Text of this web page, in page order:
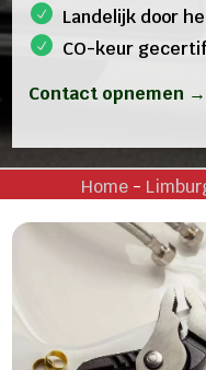
Landelijk door
CO-keur
Contact opnemen →
Home -